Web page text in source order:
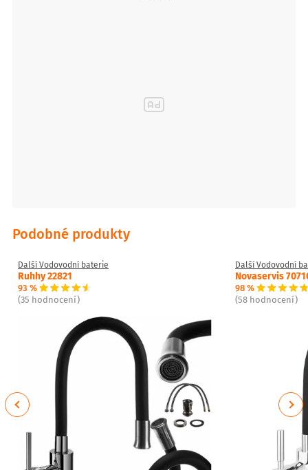
Podobné produkty
Další Vodovodní baterie
Ruhhy 22821
93 %
(35 hodnocení)
Další Vodovodní
Novaservis
98 %
(58 hodnocení)
Previous Next